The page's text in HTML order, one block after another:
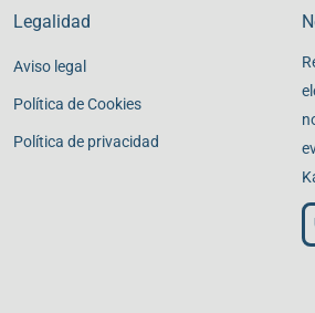
Legalidad
Aviso legal
Política de Cookies
Política de privacidad